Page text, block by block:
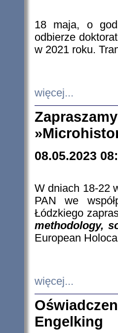
18 maja, o
odbierze
w 2021 roku.
więcej...
08.05.2023
W dniach 18-22
PAN we
Łódzkiego
methodology,
European
więcej...
Engelking